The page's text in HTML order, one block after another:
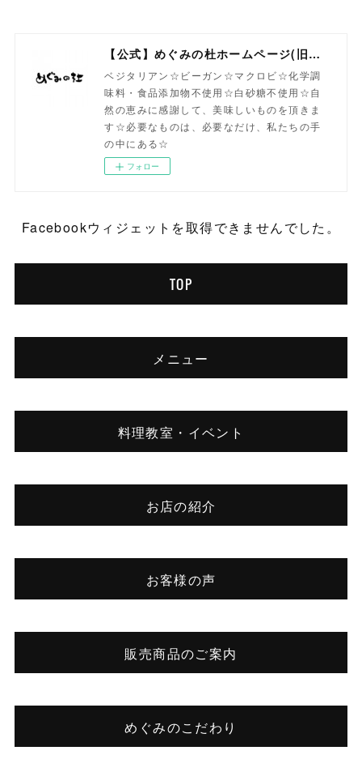
【公式】めぐみの杜ホームページ(旧自然食工房）
ベジタリアン☆ビーガン☆マクロビ☆化学調
味料・食品添加物不使用☆白砂糖不使用☆自
然の恵みに感謝して、美味しいものを頂きま
す☆必要なものは、必要なだけ、私たちの手
の中にある☆
フォロー
Facebookウィジェットを取得できませんでした。
TOP
メニュー
料理教室・イベント
お店の紹介
お客様の声
販売商品のご案内
めぐみのこだわり